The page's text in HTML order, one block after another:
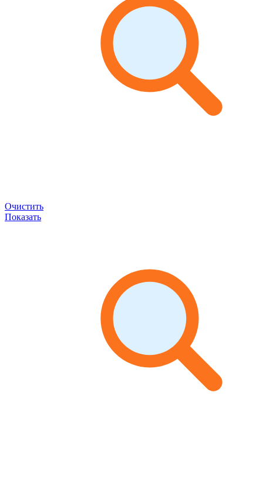
Очистить
Показать